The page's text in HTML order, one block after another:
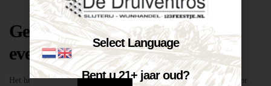
Geschikt voor elk type feest of
evenement
Het huren van een biertap in locatie Breda is niet alleen geschikt voor
Select Language
Bent u 21+ jaar oud?